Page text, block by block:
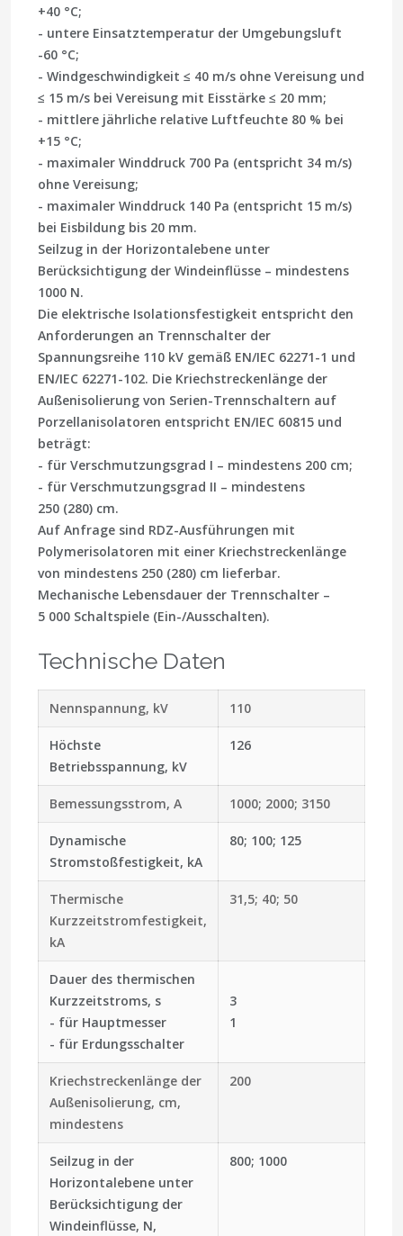
+40 °C;
- untere Einsatztemperatur der Umgebungsluft
-60 °C;
- Windgeschwindigkeit ≤ 40 m/s ohne Vereisung und
≤ 15 m/s bei Vereisung mit Eisstärke ≤ 20 mm;
- mittlere jährliche relative Luftfeuchte 80 % bei
+15 °C;
- maximaler Winddruck 700 Pa (entspricht 34 m/s)
ohne Vereisung;
- maximaler Winddruck 140 Pa (entspricht 15 m/s)
bei Eisbildung bis 20 mm.
Seilzug in der Horizontalebene unter
Berücksichtigung der Windeinflüsse – mindestens
1000 N.
Die elektrische Isolationsfestigkeit entspricht den
Anforderungen an Trennschalter der
Spannungsreihe 110 kV gemäß EN/IEC 62271-1 und
EN/IEC 62271-102. Die Kriechstreckenlänge der
Außenisolierung von Serien-Trennschaltern auf
Porzellanisolatoren entspricht EN/IEC 60815 und
beträgt:
- für Verschmutzungsgrad I – mindestens 200 cm;
- für Verschmutzungsgrad II – mindestens
250 (280) cm.
Auf Anfrage sind RDZ-Ausführungen mit
Polymerisolatoren mit einer Kriechstreckenlänge
von mindestens 250 (280) cm lieferbar.
Mechanische Lebensdauer der Trennschalter –
5 000 Schaltspiele (Ein-/Ausschalten).
Technische Daten
Nennspannung, kV 110
Höchste
Betriebsspannung, kV
126
Bemessungsstrom, A 1000; 2000; 3150
Dynamische
Stromstoßfestigkeit, kA
80; 100; 125
Thermische
Kurzzeitstromfestigkeit,
kA
31,5; 40; 50
Dauer des thermischen
Kurzzeitstroms, s
- für Hauptmesser
- für Erdungsschalter
3
1
Kriechstreckenlänge der
Außenisolierung, cm,
mindestens
200
Seilzug in der
Horizontalebene unter
Berücksichtigung der
Windeinflüsse, N,
800; 1000